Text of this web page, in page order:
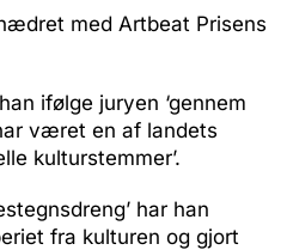
med Artbeat Prisens
ifølge juryen ‘gennem
været en af landets
kulturstemmer’.
har han
fra kulturen og gjort